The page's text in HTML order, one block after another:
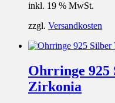
inkl. 19 % MwSt.
zzgl. Versandkosten
Ohrringe
Zirkonia